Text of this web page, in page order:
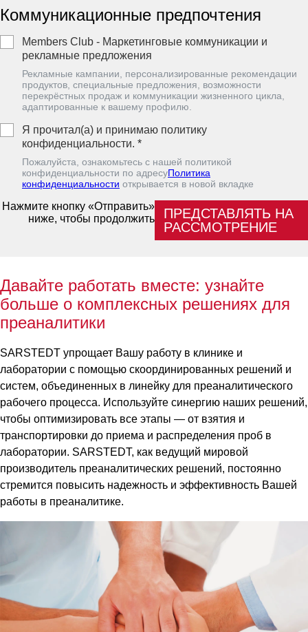
Коммуникационные предпочтения
Members Club - Маркетинговые коммуникации и
рекламные предложения
Рекламные кампании, персонализированные рекомендации
продуктов, специальные предложения, возможности
перекрёстных продаж и коммуникации жизненного цикла,
адаптированные к вашему профилю.
Я прочитал(а) и принимаю политику
конфиденциальности. *
Пожалуйста, ознакомьтесь с нашей политикой
конфиденциальности по адресуПолитика
конфиденциальности oткрывается в новой вкладке
Нажмите кнопку «Отправить»
ниже, чтобы продолжить
ПРЕДСТАВЛЯТЬ НА
РАССМОТРЕНИЕ
Давайте работать вместе: узнайте
больше о комплексных решениях для
преаналитики
SARSTEDT упрощает Вашу работу в клинике и
лаборатории с помощью скоординированных решений и
систем, объединенных в линейку для преаналитического
рабочего процесса. Используйте синергию наших решений,
чтобы оптимизировать все этапы — от взятия и
транспортировки до приема и распределения проб в
лаборатории. SARSTEDT, как ведущий мировой
производитель преаналитических решений, постоянно
стремится повысить надежность и эффективность Вашей
работы в преаналитике.